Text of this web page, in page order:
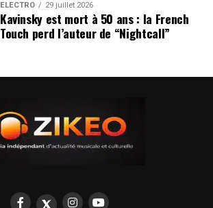
ÉLECTRO 29 juillet 2026
Kavinsky est mort à 50 ans : la French
Touch perd l’auteur de “Nightcall”